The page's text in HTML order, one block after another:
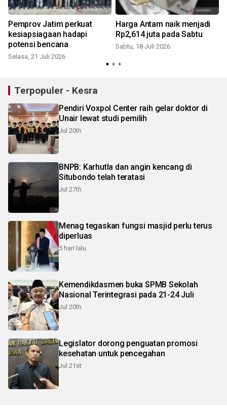
Pemprov Jatim perkuat
kesiapsiagaan hadapi
potensi bencana
Selasa, 21 Juli 2026
Harga Antam naik menjadi
Rp2,614 juta pada Sabtu
Sabtu, 18 Juli 2026
Terpopuler - Kesra
Pendiri Voxpol Center raih gelar doktor di
Unair lewat studi pemilih
Jul 20th
BNPB: Karhutla dan angin kencang di
Situbondo telah teratasi
Jul 27th
Menag tegaskan fungsi masjid perlu terus
diperluas
5 hari lalu
Kemendikdasmen buka SPMB Sekolah
Nasional Terintegrasi pada 21-24 Juli
Jul 20th
Legislator dorong penguatan promosi
kesehatan untuk pencegahan
Jul 21st